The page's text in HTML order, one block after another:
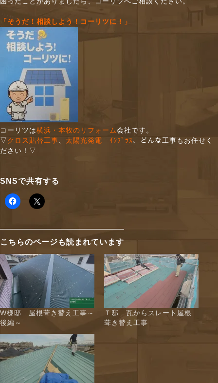
「そうだ！相談しよう！コーリツに！」
コーリツは横浜・本牧のリフォーム 会社です。
▽ クロス貼替工事 太陽光発電 ｲﾝﾌﾟﾗｽ、どんな工事もお任せく
ださい！▽
SNSで共有する
こちらのページも読まれています
W様邸 屋根葺き替え工事～
後編～
Ｔ邸 瓦からスレート屋根
葺き替え工事